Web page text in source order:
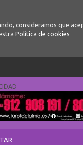
consideramos que
Política de cookies